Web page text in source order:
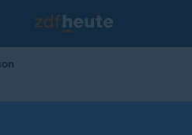
Peter